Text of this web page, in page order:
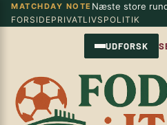
Spring
til
MATCHDAY NOTE Næste store
FORSIDEPRIVATLIVSPOLITIK
UDFORSK